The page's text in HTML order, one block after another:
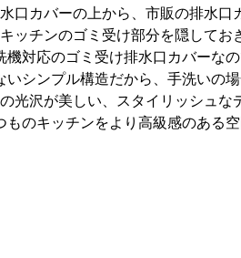
口カバーの上から、市販の排水口
キッチンのゴミ受け部分を隠してお
機対応のゴミ受け排水口カバーな
いシンプル構造だから、手洗いの
光沢が美しい、スタイリッシュな
ものキッチンをより高級感のある